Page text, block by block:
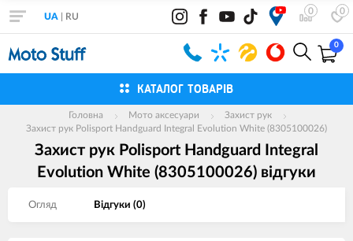
0 0
UA RU
0
КАТАЛОГ ТОВАРІВ
Головна Мото аксесуари
Захист рук
Захист рук Polisport Handguard Integral Evolution White (8305100026)
Захист рук Polisport Handguard Integral
Evolution White (8305100026) вiдгуки
Огляд Вiдгуки (0)